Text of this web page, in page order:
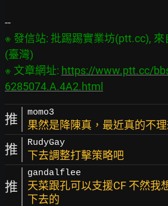
※ 發信站: 批踢踢實業坊(ptt.cc),
(臺灣)
※ 文章網址: https://www.ptt.cc/
6285074.A.4A2.html
推 momo3
果然是降陳真，最近真的不理
推 RudyGay
下去調整打擊策略吧
推
gandalflee
天菜跟孔可以支援CF 不然我
下去的